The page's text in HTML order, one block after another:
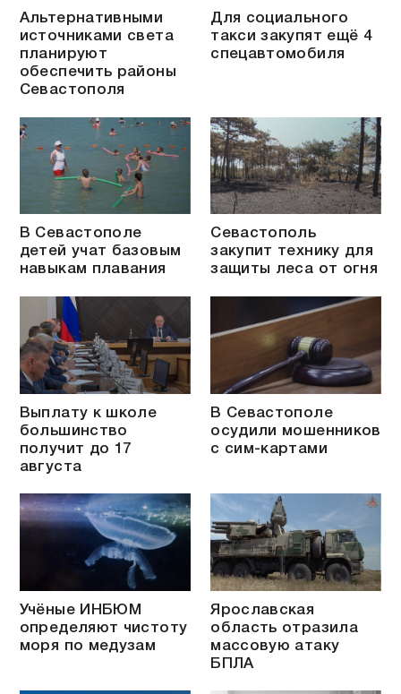
Альтернативными
источниками света
планируют
обеспечить районы
Севастополя
Для социального
такси закупят ещё 4
спецавтомобиля
В Севастополе
детей учат базовым
навыкам плавания
Севастополь
закупит технику для
защиты леса от огня
Выплату к школе
большинство
получит до 17
августа
В Севастополе
осудили мошенников
с сим-картами
Учёные ИНБЮМ
определяют чистоту
моря по медузам
Ярославская
область отразила
массовую атаку
БПЛА